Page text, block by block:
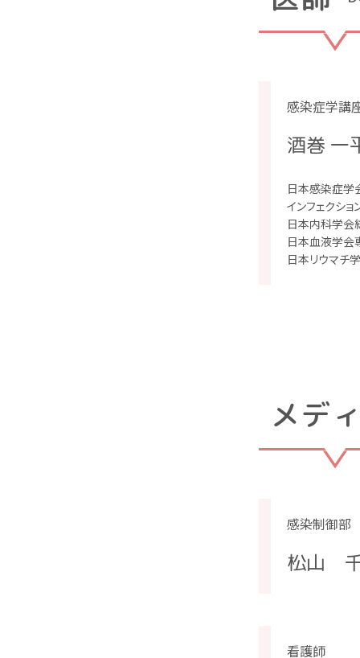
感染症学
酒巻 一
日本感染症学
インフェクショ
日本内科学会
日本血液学会
日本リウマチ
メデ
感染制御部
松山
看護師